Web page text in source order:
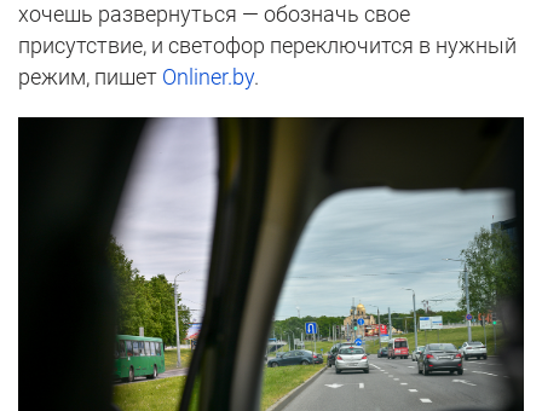
хочешь развернуться — обозначь свое
присутствие, и светофор переключится в нужный
режим, пишет Onliner.by.